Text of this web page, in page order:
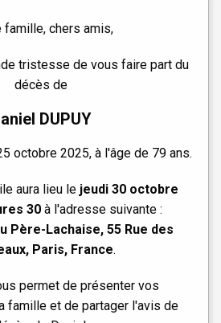
famille, chers amis,
tristesse de vous faire part du
décès de
DUPUY
octobre 2025, à l'âge de 79 ans.
aura lieu le jeudi 30 octobre
30 à l'adresse suivante :
Père-Lachaise, 55 Rue des
Paris, France.
permet de présenter vos
famille et de partager l'avis de